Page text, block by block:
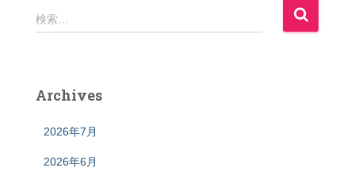
検
索
検索…
Archives
2026年7月
2026年6月